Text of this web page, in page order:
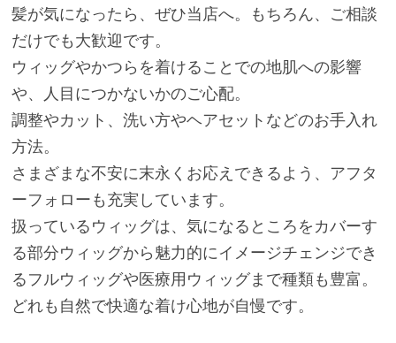
髪が気になったら、ぜひ当店へ。もちろん、ご相談
だけでも大歓迎です。
ウィッグやかつらを着けることでの地肌への影響
や、人目につかないかのご心配。
調整やカット、洗い方やヘアセットなどのお手入れ
方法。
さまざまな不安に末永くお応えできるよう、アフタ
ーフォローも充実しています。
扱っているウィッグは、気になるところをカバーす
る部分ウィッグから魅力的にイメージチェンジでき
るフルウィッグや医療用ウィッグまで種類も豊富。
どれも自然で快適な着け心地が自慢です。